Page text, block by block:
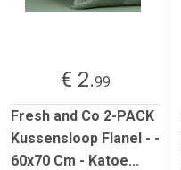
€ 2.99
Fresh and Co 2-PACK
Kussensloop Flanel - -
60x70 Cm - Katoe...